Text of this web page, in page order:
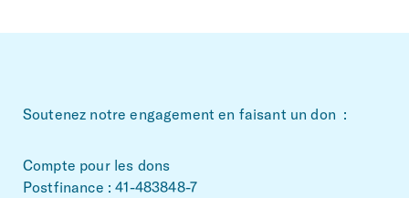
Soutenez notre engagement en faisant un don :
Compte pour les dons
Postfinance : 41-483848-7